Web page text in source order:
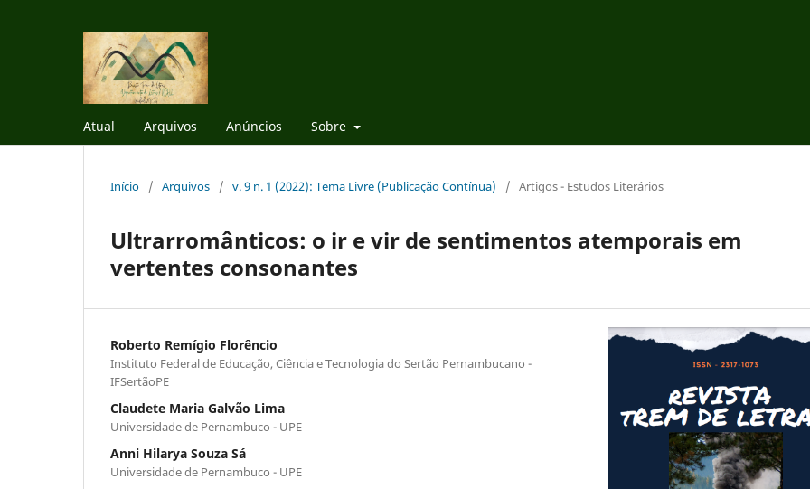
Atual Arquivos Anúncios Sobre
Início / Arquivos / v. 9 n. 1 (2022): Tema Livre (Publicação Contínua) / Artigos - Estudos Literários
Ultrarromânticos: o ir e vir de sentimentos atemporais em
vertentes consonantes
Roberto Remígio Florêncio
Instituto Federal de Educação, Ciência e Tecnologia do Sertão Pernambucano -
IFSertãoPE
Claudete Maria Galvão Lima
Universidade de Pernambuco - UPE
Anni Hilarya Souza Sá
Universidade de Pernambuco - UPE